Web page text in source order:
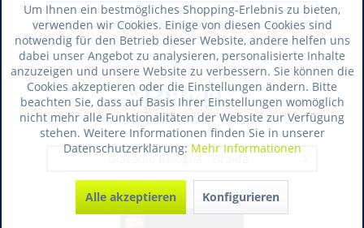
Gaja Ca'Marcanda
Giacomo Bologna - Braida
Um Ihnen ein bestmögliches Shopping-Erlebnis zu bieten,
verwenden wir Cookies. Einige von diesen Cookies sind
notwendig für den Betrieb dieser Website, andere helfen uns
dabei unser Angebot zu analysieren, personalisierte Inhalte
anzuzeigen und unsere Website zu verbessern. Sie können die
Cookies akzeptieren oder die Einstellungen ändern. Bitte
beachten Sie, dass auf Basis Ihrer Einstellungen womöglich
nicht mehr alle Funktionalitäten der Website zur Verfügung
stehen. Weitere Informationen finden Sie in unserer
Datenschutzerklärung: Mehr Informationen
Alle akzeptieren Konfigurieren